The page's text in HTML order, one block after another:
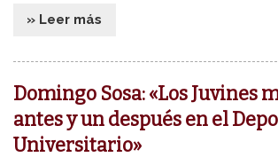
» Leer más
Domingo Sosa: «Los Juvines
antes y un después en el
Universitario»